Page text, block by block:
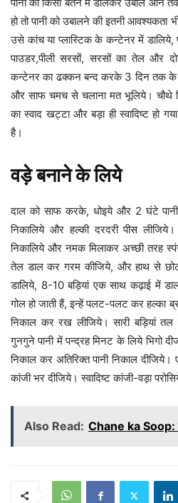
पानी को किसी बर्तन में डालकर उबाल
हो तो पानी को उबालने की इतनी आवश्यकता
उसे कांच या प्लास्टिक के कन्टेनर में डालिये,
पाउडर,पीली सरसों, सरसों का तेल और
कन्टेनर का ढक्कन बन्द करके 3 दिन तक के
और साफ चमच से चलाना मत भूलिये। चौथे
का स्वाद खट्टा और बड़ा ही स्वादिष्ट हो
है।
वड़े बनाने के लिये
दाल को साफ करके, धोइये और 2 घंटे पानी
निकालिये और हल्की दरदरी पीस
निकालिये और नमक मिलाकर अच्छी तरह
तेल डाल कर गरम कीजिये, और हाथ से
डालिये, 8-10 बड़ियां एक साथ कढ़ाई में
गोल हो जाती हैं, इन्हें पलट-पलट कर हल्का
निकाल कर रख लीजिये। सारी बड़ियां
गुनगुने पानी में पन्द्रह मिनट के लिये भिगो
निकाल कर अतिरिक्त पानी निकाल
कांजी भर दीजिये। स्वादिष्ट कांजी-वड़ा
Also Read: Chane ka Soop: